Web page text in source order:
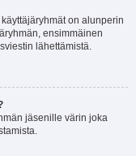
on alunperin
ensimmäinen
lähettämistä.
jäsenille värin joka